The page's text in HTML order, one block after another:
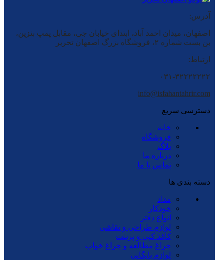
آدرس:
اصفهان، میدان احمد آباد، ابتدای خیابان جی، مقابل پمپ بنزین،
بن بست شماره ۲، فروشگاه بزرگ اصفهان تحریر
ارتباط:
۰۳۱-۳۲۲۲۲۲۲۲
info@isfahantahrir.com
دسترسی سریع
خانه
فروشگاه
بلاگ
درباره ما
تماس با ما
دسته بندی ها
مداد
خودکار
انواع دفتر
لوازم طراحی و نقاشی
کاغذ کپی و پرینت
چراغ مطالعه و چراغ خواب
لوازم بایگانی